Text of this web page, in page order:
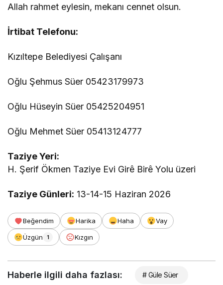
Allah rahmet eylesin, mekanı cennet olsun.
İrtibat Telefonu:
Kızıltepe Belediyesi Çalışanı
Oğlu Şehmus Süer 05423179973
Oğlu Hüseyin Süer 05425204951
Oğlu Mehmet Süer 05413124777
Taziye Yeri:
H. Şerif Ökmen Taziye Evi Girê Birê Yolu üzeri
Taziye Günleri: 13-14-15 Haziran 2026
Beğendim Harika Haha Vay
Üzgün 1 Kızgın
Haberle ilgili daha fazlası: # Güle Süer